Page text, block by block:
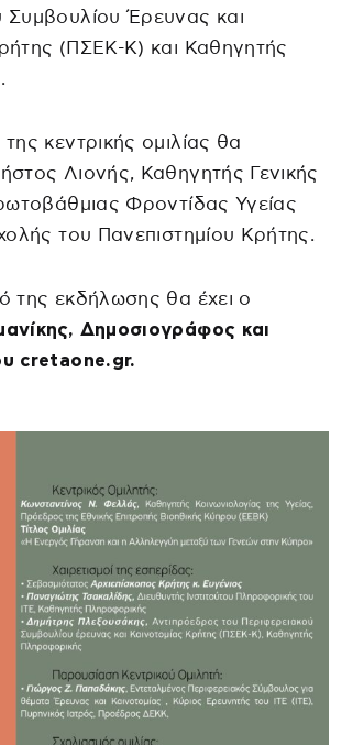
Συμβουλίου Έρευνας και
(ΠΣΕΚ-Κ) και Καθηγητής
κεντρικής ομιλίας θα
Λιονής, Καθηγητής Γενικής
Φροντίδας Υγείας
του Πανεπιστημίου Κρήτης.
της εκδήλωσης θα έχει ο
Δημοσιογράφος και
cretaone.gr.